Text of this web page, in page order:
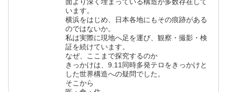
面より深く埋まっている構造が多数存在して
います。
横浜をはじめ、日本各地にもその痕跡がある
のではないか。
私は実際に現地へ足を運び、観察・撮影・検
証を続けています。
なぜ、ここまで探究するのか
きっかけは、9.11同時多発テロをきっかけと
した世界構造への疑問でした。
そこから